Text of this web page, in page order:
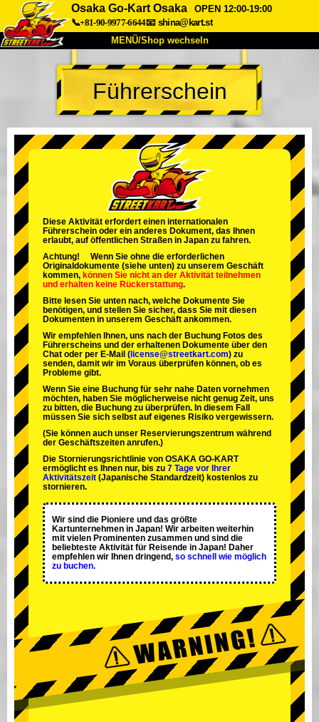
Osaka Go-Kart Osaka
OPEN 12:00-19:00
📞+81-90-9977-6644📧 shina@kart.st
MENÜ/Shop wechseln
START
Über uns Spezifikationen Preise
Unternehmen Buchung
Shop wechseln
Tokio Shinagawa
Tokio Akihabara#2
Tokio Shibuya Annex Tokio Bucht
Tokio Asakusa Osaka
Okinawa
Führerschein
Diese Aktivität erfordert einen internationalen
Führerschein oder ein anderes Dokument, das Ihnen
erlaubt, auf öffentlichen Straßen in Japan zu fahren.
Achtung! Wenn Sie ohne die erforderlichen
Originaldokumente (siehe unten) zu unserem Geschäft
kommen, können Sie nicht an der Aktivität teilnehmen
und erhalten keine Rückerstattung.
Bitte lesen Sie unten nach, welche Dokumente Sie
benötigen, und stellen Sie sicher, dass Sie mit diesen
Dokumenten in unserem Geschäft ankommen.
Wir empfehlen Ihnen, uns nach der Buchung Fotos des
Führerscheins und der erhaltenen Dokumente über den
Chat oder per E-Mail ( license@streetkart.com) zu
senden, damit wir im Voraus überprüfen können, ob es
Probleme gibt.
Wenn Sie eine Buchung für sehr nahe Daten vornehmen
möchten, haben Sie möglicherweise nicht genug Zeit, uns
zu bitten, die Buchung zu überprüfen. In diesem Fall
müssen Sie sich selbst auf eigenes Risiko vergewissern.
(Sie können auch unser Reservierungszentrum während
der Geschäftszeiten anrufen.)
Die Stornierungsrichtlinie von OSAKA GO-KART
ermöglicht es Ihnen nur, bis zu 7 Tage vor Ihrer
Aktivitätszeit (Japanische Standardzeit) kostenlos zu
stornieren.
Wir sind die Pioniere und das größte
Kartunternehmen in Japan! Wir arbeiten weiterhin
mit vielen Prominenten zusammen und sind die
beliebteste Aktivität für Reisende in Japan! Daher
empfehlen wir Ihnen dringend, so schnell wie möglich
zu buchen.